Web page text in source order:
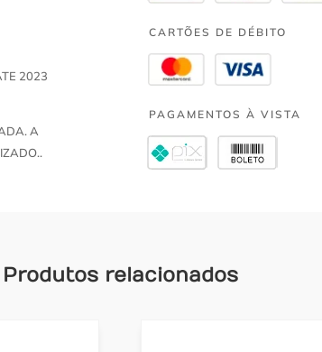
2023
A
CARTÕES DE DÉBITO
PAGAMENTOS À VISTA
Produtos relacionados